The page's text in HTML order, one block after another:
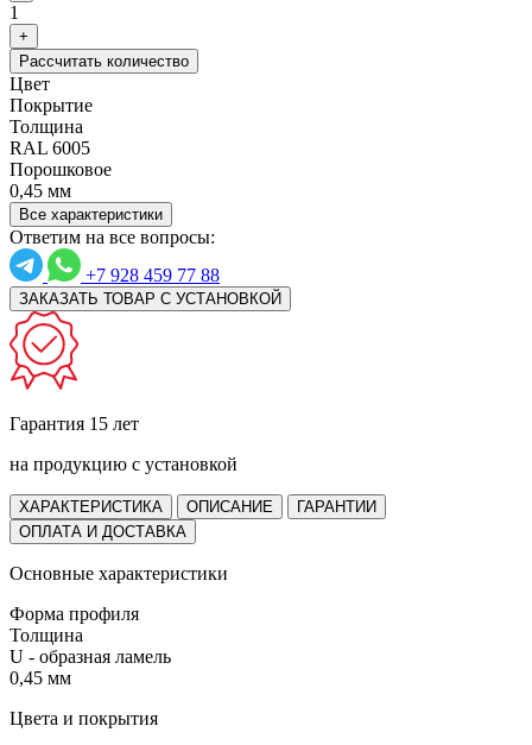
1
+
Рассчитать количество
Цвет
Покрытие
Толщина
RAL 6005
Порошковое
0,45 мм
Все характеристики
Ответим на все вопросы:
+7 928 459 77 88
ЗАКАЗАТЬ ТОВАР С УСТАНОВКОЙ
Гарантия 15 лет
на продукцию с установкой
ХАРАКТЕРИСТИКА ОПИСАНИЕ
ГАРАНТИИ
ОПЛАТА И ДОСТАВКА
Основные характеристики
Форма профиля
Толщина
U - образная ламель
0,45 мм
Цвета и покрытия